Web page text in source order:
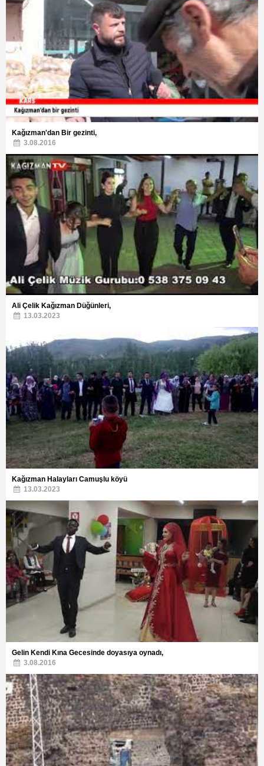
Kağızman'dan Bir gezinti,
3.08.2016
Ali Çelik Kağızman Düğünleri,
13.03.2023
Kağızman Halayları Camuşlu köyü
13.03.2023
Gelin Kendi Kına Gecesinde doyasıya oynadı,
3.08.2016